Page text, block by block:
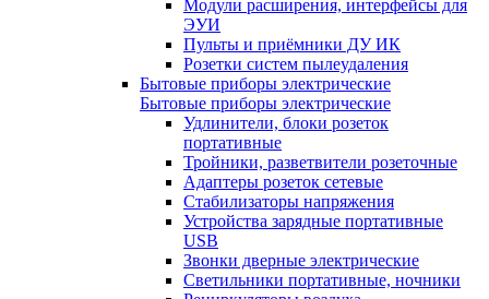
Модули расширения, интерфейсы для
ЭУИ
Пульты и приёмники ДУ ИК
Розетки систем пылеудаления
Бытовые приборы электрические
Бытовые приборы электрические
Удлинители, блоки розеток
портативные
Тройники, разветвители розеточные
Адаптеры розеток сетевые
Стабилизаторы напряжения
Устройства зарядные портативные
USB
Звонки дверные электрические
Светильники портативные, ночники